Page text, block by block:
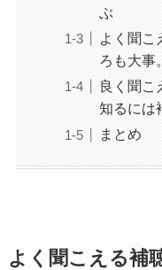
ぶ
よく聞こ
ろも大事。
良く聞こ
知るには
まとめ
よく聞こえる補